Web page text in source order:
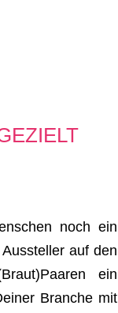
noch ein
auf den
ein
Branche mit